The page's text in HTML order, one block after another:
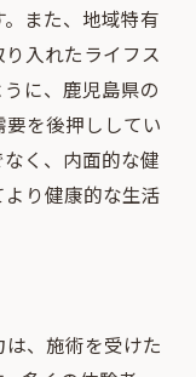
理由
また、地域特有
入れたライフス
に、鹿児島県の
を後押ししてい
く、内面的な健
り健康的な生活
、施術を受けた